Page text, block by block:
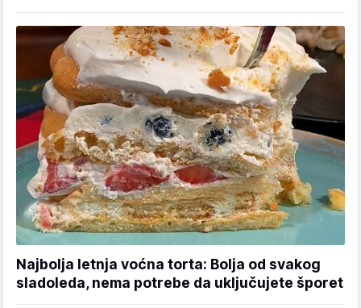
Najbolja letnja voćna torta: Bolja od svakog
sladoleda, nema potrebe da uključujete šporet